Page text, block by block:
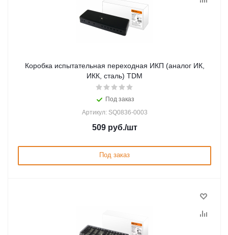
Коробка испытательная переходная ИКП (аналог ИК,
ИКК, сталь) TDM
Под заказ
Артикул: SQ0836-0003
509руб./шт
Под заказ